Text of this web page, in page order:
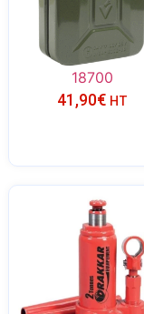
18700
41,90€ HT